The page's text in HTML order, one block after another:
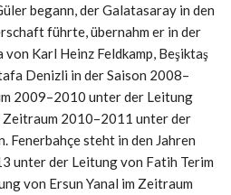
begann, der Galatasaray in den
führte, übernahm er in der
Karl Heinz Feldkamp, ​​Beşiktaş
Denizli in der Saison 2008–
2009–2010 unter der Leitung
Zeitraum 2010–2011 unter der
Fenerbahçe steht in den Jahren
unter der Leitung von Fatih Terim
von Ersun Yanal im Zeitraum